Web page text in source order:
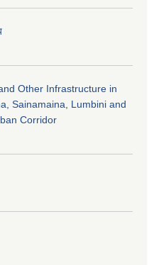
Other Infrastructure in
Sainamaina, Lumbini and
Corridor